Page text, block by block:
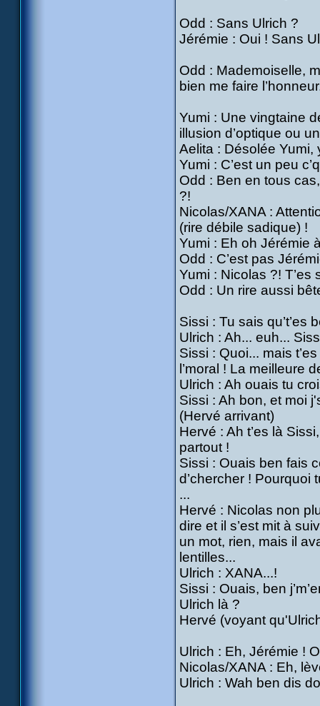
Odd : Sans Ulrich ?
Jérémie : Oui ! Sans
Odd : Mademoiselle,
bien me faire
Yumi : Une vingtaine
illusion d’optique ou
Aelita : Désolée Yumi,
Yumi : C’est un peu
Odd : Ben en tous
?!
Nicolas/XANA :
(rire débile sadique) !
Yumi : Eh oh Jérémie
Odd : C’est pas
Yumi : Nicolas ?! T’es
Odd : Un rire aussi
Sissi : Tu sais qu’t’es
Ulrich : Ah... euh...
Sissi : Quoi... mais
l’moral ! La meilleure
Ulrich : Ah ouais tu
Sissi : Ah bon, et moi
(Hervé arrivant)
Hervé : Ah t’es là
partout !
Sissi : Ouais ben fais
d’chercher ! Pourquoi
...
Hervé : Nicolas non
dire et il s’est mit à
un mot, rien, mais il
lentilles...
Ulrich : XANA...!
Sissi : Ouais, ben
Ulrich là ?
Hervé (voyant
Ulrich : Eh, Jérémie !
Nicolas/XANA : Eh,
Ulrich : Wah ben dis